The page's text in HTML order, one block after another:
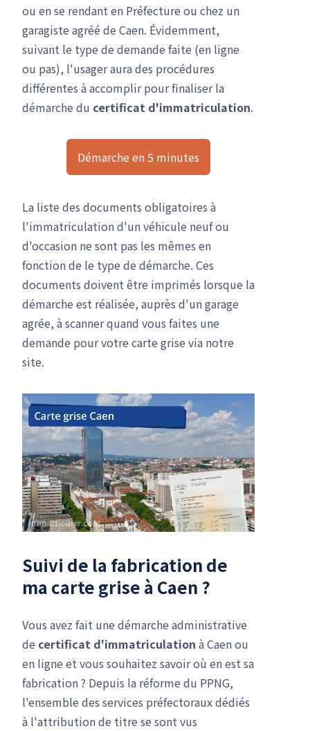
ou en se rendant en Préfecture ou chez un
garagiste agréé de Caen. Évidemment,
suivant le type de demande faite (en ligne
ou pas), l'usager aura des procédures
différentes à accomplir pour finaliser la
démarche du certificat d'immatriculation.
Démarche en 5 minutes
La liste des documents obligatoires à
l'immatriculation d'un véhicule neuf ou
d'occasion ne sont pas les mêmes en
fonction de le type de démarche. Ces
documents doivent être imprimés lorsque la
démarche est réalisée, auprès d'un garage
agrée, à scanner quand vous faites une
demande pour votre carte grise via notre
site.
Suivi de la fabrication de
ma carte grise à Caen ?
Vous avez fait une démarche administrative
de certificat d'immatriculation à Caen ou
en ligne et vous souhaitez savoir où en est sa
fabrication ? Depuis la réforme du PPNG,
l'ensemble des services préfectoraux dédiés
à l'attribution de titre se sont vus